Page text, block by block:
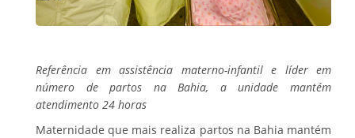
Referência em assistência materno-infantil e líder em
número de partos na Bahia, a unidade mantém
atendimento 24 horas
Maternidade que mais realiza partos na Bahia mantém